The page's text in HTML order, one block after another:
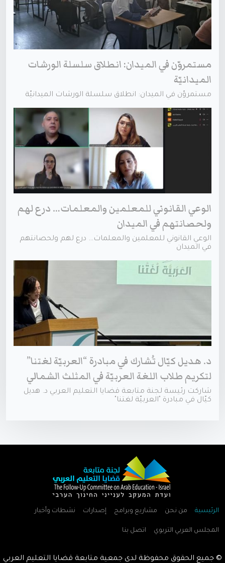
مستمروّن في الميدان: انطلاق سلسلة الورشات
الميدانيّة
مستمروّن في الميدان: انطلاق سلسلة الورشات الميدانيّة
الوعي القانوني للمعلمين والمعلمات… درع لهم
ولحصانتهم في الميدان
الوعي القانوني للمعلمين والمعلمات… درع لهم ولحصانتهم
في الميدان
د. هديل كيّال تُشارك في مبادرة “العربيّة لغتنا”
لتكريم طلاب اللغة العربيّة في المثلث الشمالي
شاركت رئيسة لجنة متابعة قضايا التعليم العربي د. هديل
كيّال في مبادرة "العربيّة لغتنا"
الرئيسية من نحن مشاريع وبرامج إصدارات نشطات وأخبار
المجلس العربي التربوي اتصل بنا
© جميع الحقوق محفوظة لدى جمعية متابعة قضايا التعليم العربي